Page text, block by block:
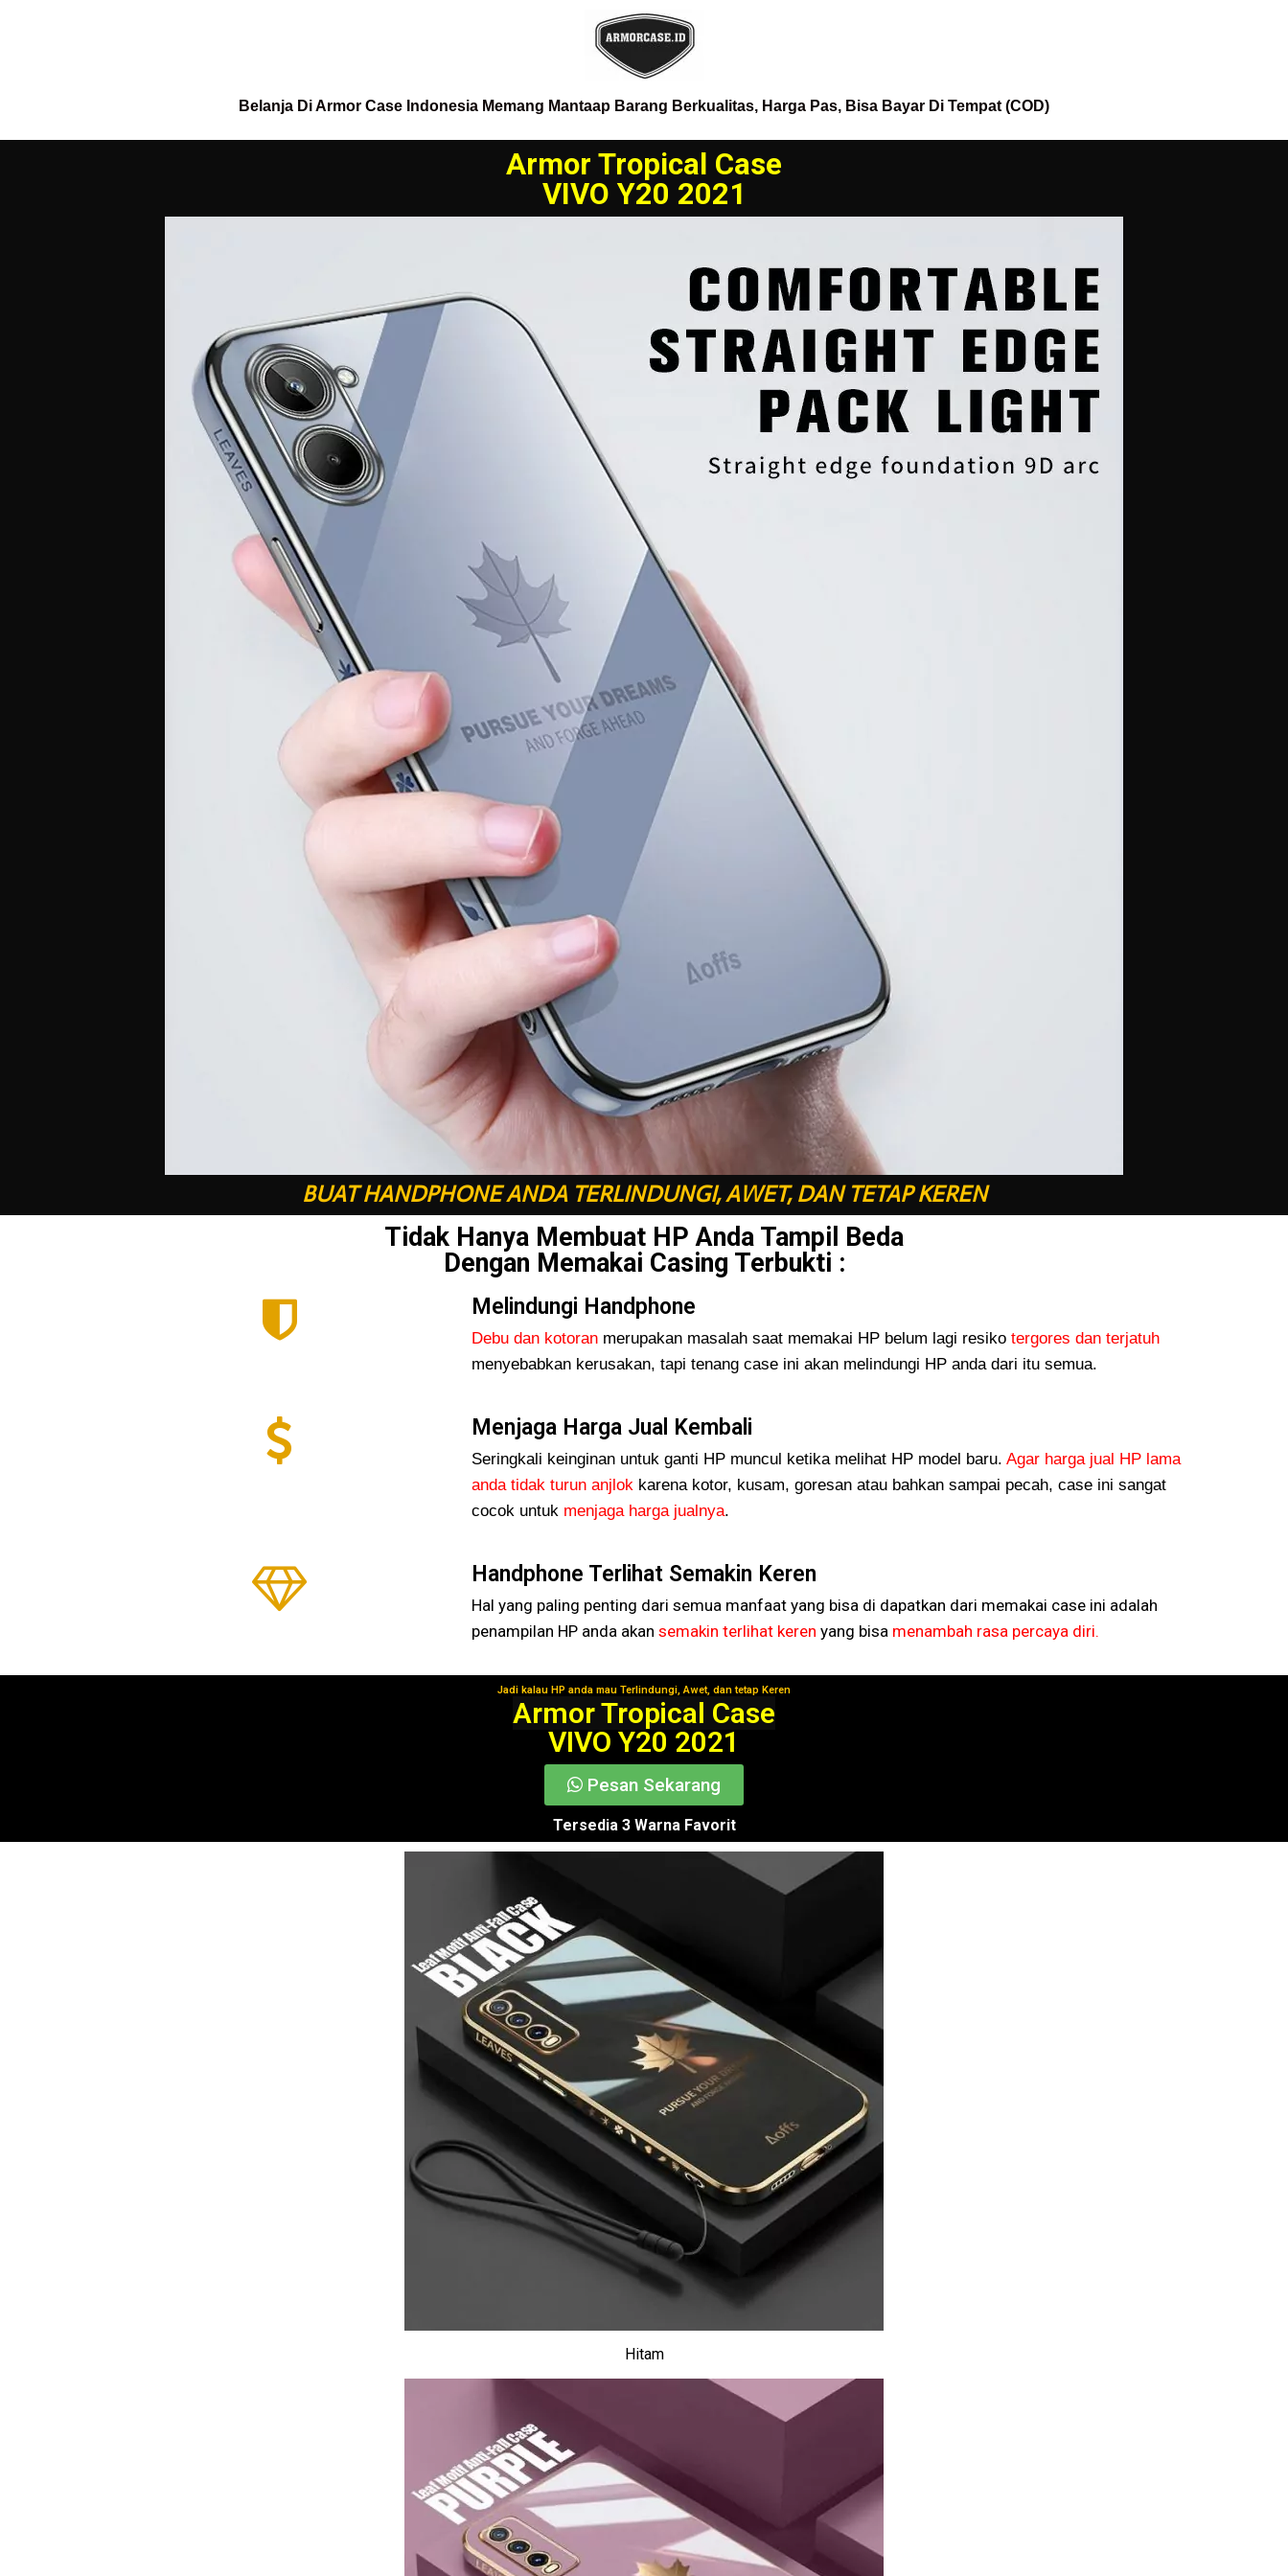
Belanja Di Armor Case Indonesia Memang Mantaap Barang Berkualitas, Harga Pas, Bisa Bayar Di Tempat (COD)
Armor Tropical Case
VIVO Y20 2021
BUAT HANDPHONE ANDA TERLINDUNGI, AWET, DAN TETAP KEREN
Tidak Hanya Membuat HP Anda Tampil Beda
Dengan Memakai Casing Terbukti :
Melindungi Handphone
Debu dan kotoran merupakan masalah saat memakai HP belum lagi resiko tergores dan terjatuh
menyebabkan kerusakan, tapi tenang case ini akan melindungi HP anda dari itu semua.
Menjaga Harga Jual Kembali
Seringkali keinginan untuk ganti HP muncul ketika melihat HP model baru. Agar harga jual HP lama
anda tidak turun anjlokkarena kotor, kusam, goresan atau bahkan sampai pecah, case ini sangat
cocok untuk menjaga harga jualnya.
Handphone Terlihat Semakin Keren
Hal yang paling penting dari semua manfaat yang bisa di dapatkan dari memakai case ini adalah
penampilan HP anda akan semakin terlihat keren yang bisa menambah rasa percaya diri.
Jadi kalau HP anda mau Terlindungi, Awet, dan tetap Keren
Segera Gunakan!
Armor Tropical Case
VIVO Y20 2021
Pesan Sekarang
Tersedia 3 Warna Favorit
Hitam